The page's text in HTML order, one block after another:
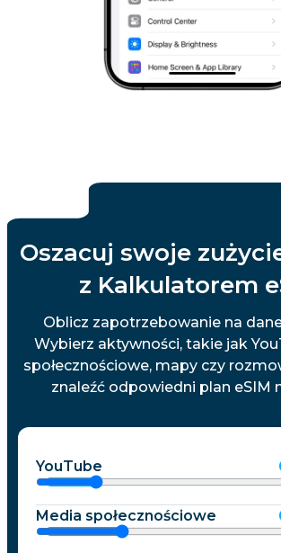
Oszacuj swoje
z Kalkulatorem
Oblicz zapotrzebowanie na
Wybierz aktywności, takie jak
społecznościowe, mapy czy
znaleźć odpowiedni plan eSIM
YouTube
Media społecznościowe